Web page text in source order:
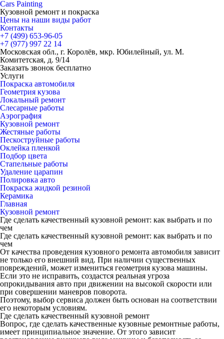
Cars Painting
Кузовной ремонт и покраска
Цены на наши виды работ
Контакты
+7 (499) 653-96-05
+7 (977) 997 22 14
Московская обл., г. Королёв, мкр. Юбилейный, ул. М.
Комитетская, д. 9/14
Заказать звонок бесплатно
Услуги
Покраска автомобиля
Геометрия кузова
Локальный ремонт
Слесарные работы
Аэрография
Кузовной ремонт
Жестяные работы
Пескоструйные работы
Оклейка пленкой
Подбор цвета
Стапельные работы
Удаление царапин
Полировка авто
Покраска жидкой резиной
Керамика
Главная
Кузовной ремонт
Где сделать качественный кузовной ремонт: как выбрать и по
чем
Где сделать качественный кузовной ремонт: как выбрать и по
чем
От качества проведения кузовного ремонта автомобиля зависит
не только его внешний вид. При наличии существенных
повреждений, может измениться геометрия кузова машины.
Если это не исправить, создастся реальная угроза
опрокидывания авто при движении на высокой скорости или
при совершении маневров поворота.
Поэтому, выбор сервиса должен быть основан на соответствии
его некоторым условиям.
Где сделать качественный кузовной ремонт
Вопрос, где сделать качественные кузовные ремонтные работы,
имеет принципиальное значение. От этого зависит